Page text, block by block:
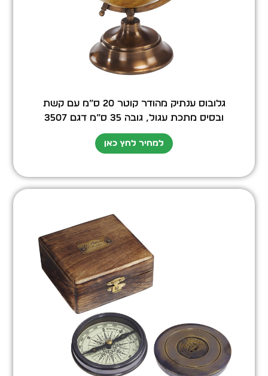
גלובוס ענתיק מהודר קוטר 20 ס”מ עם קשת
ובסיס מתכת עגול, גובה 35 ס”מ דגם 3507
למחיר לחץ כאן